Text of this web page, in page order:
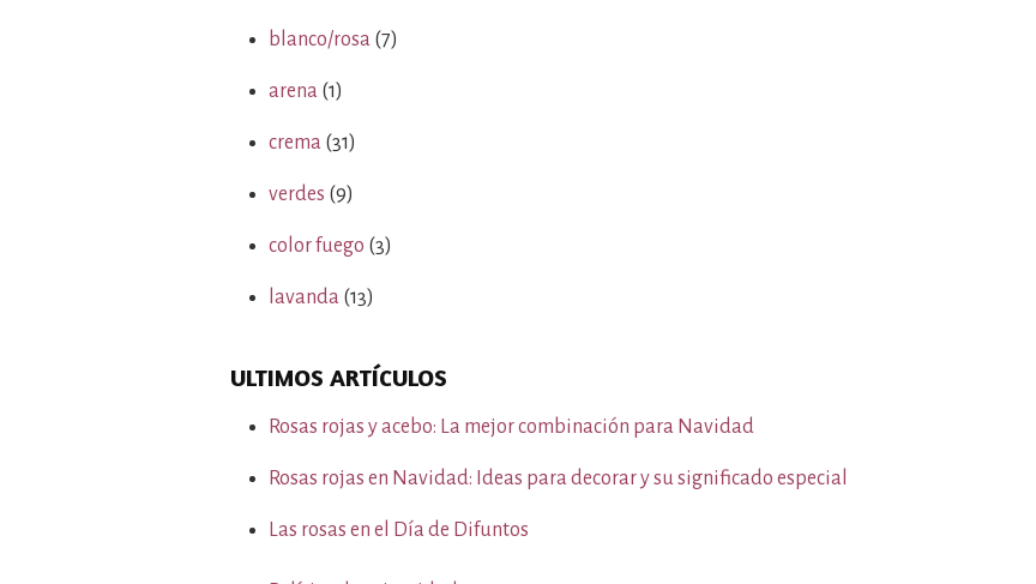
blanco/rosa (7)
arena (1)
crema (31)
verdes (9)
color fuego (3)
lavanda (13)
ULTIMOS ARTÍCULOS
Rosas rojas y acebo: La mejor combinación para Navidad
Rosas rojas en Navidad: Ideas para decorar y su significado especial
Las rosas en el Día de Difuntos